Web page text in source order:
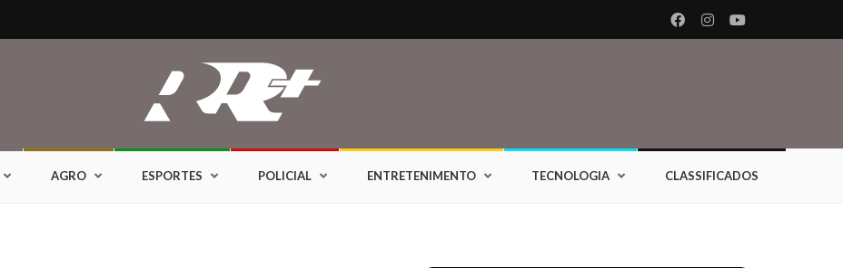
AGRO ESPORTES POLICIAL ENTRETENIMENTO TECNOLOGIA CLASSIFICADOS